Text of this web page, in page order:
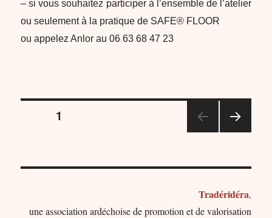
– si vous souhaitez participer à l’ensemble de l’atelier
ou seulement à la pratique de SAFE® FLOOR
ou appelez Anlor au 06 63 68 47 23
Pagination
publications
1
E
Tradéridéra,
une association ardéchoise de promotion et de valorisation